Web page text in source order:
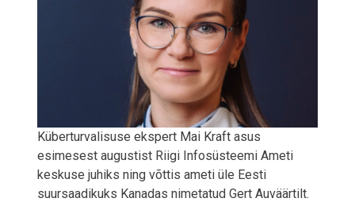
Küberturvalisuse ekspert Mai Kraft asus
esimesest augustist Riigi Infosüsteemi Ameti
keskuse juhiks ning võttis ameti üle Eesti
suursaadikuks Kanadas nimetatud Gert Auväärtilt.